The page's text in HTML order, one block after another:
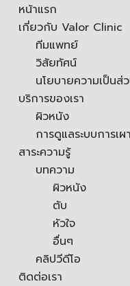
หน้าแรก
เกี่ยวกับ Valor Clinic
ทีมแพทย์
วิสัยทัศน์
นโยบายความเป็นส่
บริการของเรา
ผิวหนัง
การดูแลระบบการเ
สาระความรู้
บทความ
ผิวหนัง
ตับ
หัวใจ
อื่นๆ
คลิปวีดีโอ
ติดต่อเรา